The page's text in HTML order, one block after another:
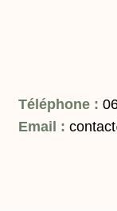
Téléphone :
Email :